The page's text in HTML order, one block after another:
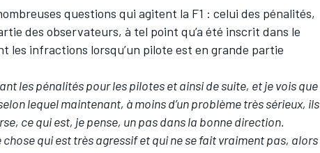
questions qui agitent la F1 : celui des pénalités,
des observateurs, à tel point qu’a été inscrit dans le
les infractions lorsqu’un pilote est en grande partie
les pénalités pour les pilotes et ainsi de suite, et je vois que
lequel maintenant, à moins d’un problème très sérieux, ils
ce qui est, je pense, un pas dans la bonne direction.
qui est très agressif et qui ne se fait vraiment pas, alors